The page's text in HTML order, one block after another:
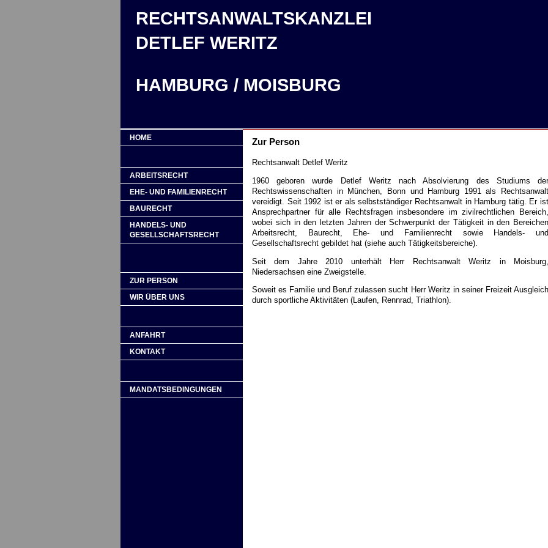
RECHTSANWALTSKANZLEI
DETLEF WERITZ
HAMBURG / MOISBURG
HOME
ARBEITSRECHT
EHE- UND FAMILIENRECHT
BAURECHT
HANDELS- UND
GESELLSCHAFTSRECHT
ZUR PERSON
WIR ÜBER UNS
ANFAHRT
KONTAKT
MANDATSBEDINGUNGEN
Zur Person
Rechtsanwalt Detlef Weritz
1960 geboren wurde Detlef Weritz nach Absolvierung des Studiums der
Rechtswissenschaften in München, Bonn und Hamburg 1991 als Rechtsanwalt
vereidigt. Seit 1992 ist er als selbstständiger Rechtsanwalt in Hamburg tätig. Er ist
Ansprechpartner für alle Rechtsfragen insbesondere im zivilrechtlichen Bereich,
wobei sich in den letzten Jahren der Schwerpunkt der Tätigkeit in den Bereichen
Arbeitsrecht, Baurecht, Ehe- und Familienrecht sowie Handels- und
Gesellschaftsrecht gebildet hat (siehe auch Tätigkeitsbereiche).
Seit dem Jahre 2010 unterhält Herr Rechtsanwalt Weritz in Moisburg,
Niedersachsen eine Zweigstelle.
Soweit es Familie und Beruf zulassen sucht Herr Weritz in seiner Freizeit Ausgleich
durch sportliche Aktivitäten (Laufen, Rennrad, Triathlon).